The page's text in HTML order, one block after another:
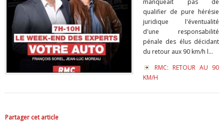
manqueait pas de
qualifier de pure hérésie
juridique l'éventualité
d'une responsabilité
pénale des élus décidant
du retour aux 90 km/h l...
RMC: RETOUR AU 90
KM/H
Partager cet article